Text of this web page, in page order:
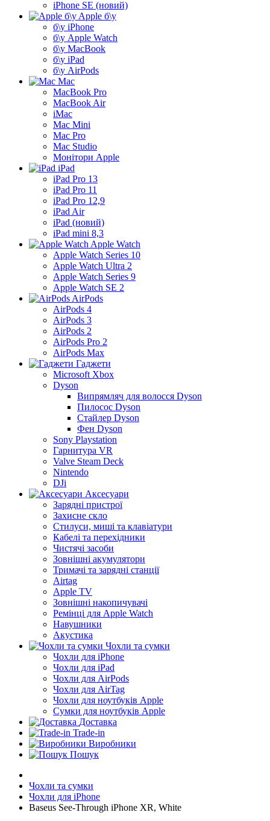
iPhone SE (новий)
Apple б\у
б\у iPhone
б\у Apple Watch
б\у MacBook
б\у iPad
б\у AirPods
Mac
MacBook Pro
MacBook Air
iMac
Mac Mini
Mac Pro
Mac Studio
Монітори Apple
iPad
iPad Pro 13
iPad Pro 11
iPad Pro 12,9
iPad Air
iPad (новий)
iPad mini 8,3
Apple Watch
Apple Watch Series 10
Apple Watch Ultra 2
Apple Watch Series 9
Apple Watch SE 2
AirPods
AirPods 4
AirPods 3
AirPods 2
AirPods Pro 2
AirPods Max
Гаджети
Microsoft Xbox
Dyson
Випрямляч для волосся Dyson
Пилосос Dyson
Стайлер Dyson
Фен Dyson
Sony Playstation
Гарнитура VR
Valve Steam Deck
Nintendo
DJi
Аксесуари
Зарядні пристрої
Захисне скло
Стилуси, миші та клавіатури
Кабелі та перехідники
Чистячі засоби
Зовнішні акумулятори
Тримачі та зарядні станції
Airtag
Apple TV
Зовнішні накопичувачі
Ремінці для Apple Watch
Навушники
Акустика
Чохли та сумки
Чохли для iPhone
Чохли для iPad
Чохли для AirPods
Чохли для AirTag
Чохли для ноутбуків Apple
Сумки для ноутбуків Apple
Доставка
Trade-in
Виробники
Пошук
Чохли та сумки
Чохли для iPhone
Baseus See-Through iPhone XR, White